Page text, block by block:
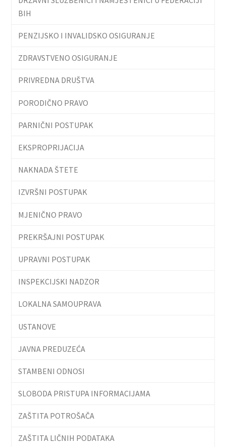
BIH
PENZIJSKO I INVALIDSKO OSIGURANJE
ZDRAVSTVENO OSIGURANJE
PRIVREDNA DRUŠTVA
PORODIČNO PRAVO
PARNIČNI POSTUPAK
EKSPROPRIJACIJA
NAKNADA ŠTETE
IZVRŠNI POSTUPAK
MJENIČNO PRAVO
PREKRŠAJNI POSTUPAK
UPRAVNI POSTUPAK
INSPEKCIJSKI NADZOR
LOKALNA SAMOUPRAVA
USTANOVE
JAVNA PREDUZEĆA
STAMBENI ODNOSI
SLOBODA PRISTUPA INFORMACIJAMA
ZAŠTITA POTROŠAČA
ZAŠTITA LIČNIH PODATAKA